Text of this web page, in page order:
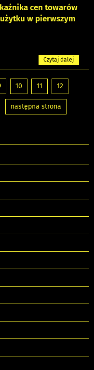
cen towarów
w pierwszym
Czytaj dalej
10 11 12
następna strona